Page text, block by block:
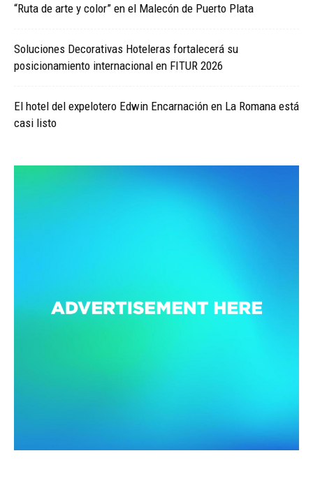
“Ruta de arte y color” en el Malecón de Puerto Plata
Soluciones Decorativas Hoteleras fortalecerá su
posicionamiento internacional en FITUR 2026
El hotel del expelotero Edwin Encarnación en La Romana está
casi listo